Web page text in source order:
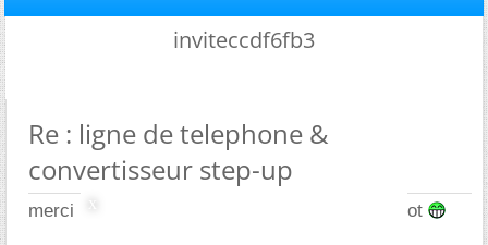
inviteccdf6fb3
Re : ligne de telephone &
convertisseur step-up
merci les amis pour vos reponses, a tres bientot